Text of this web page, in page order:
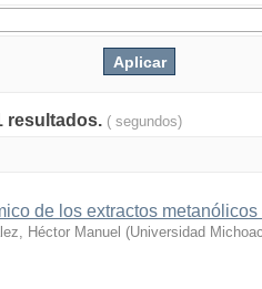
resultados. ( segundos)
de los extractos
Héctor Manuel (Universidad